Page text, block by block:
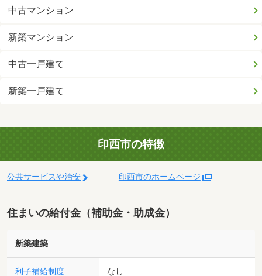
中古マンション
新築マンション
中古一戸建て
新築一戸建て
印西市の特徴
公共サービスや治安 印西市のホームページ
住まいの給付金（補助金・助成金）
新築建築
利子補給制度 なし